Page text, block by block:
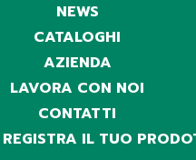
NEWS
CATALOGHI
AZIENDA
LAVORA CON NOI
CONTATTI
IL TUO